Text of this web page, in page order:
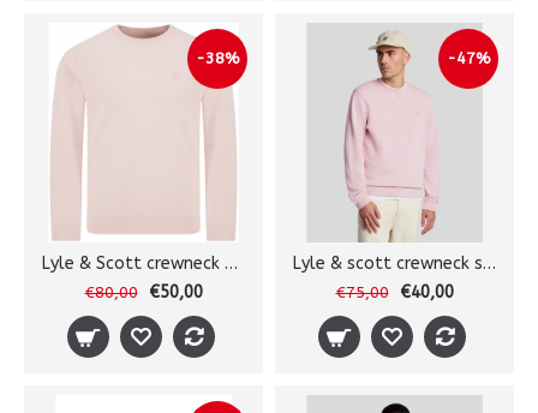
-38%
Lyle & Scott crewneck sweater
€80,00 €50,00
-47%
Lyle & scott crewneck sweater
€75,00 €40,00